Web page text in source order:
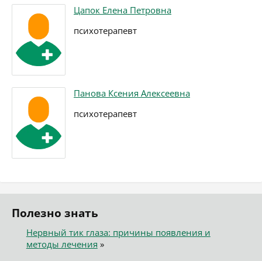
Цапок Елена Петровна
психотерапевт
Панова Ксения Алексеевна
психотерапевт
Полезно знать
Нервный тик глаза: причины появления и
методы лечения »